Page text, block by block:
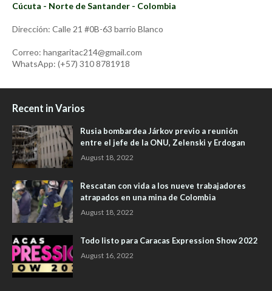
Cúcuta - Norte de Santander - Colombia
Dirección: Calle 21 #0B-63 barrio Blanco
Correo: hangaritac214@gmail.com
WhatsApp: (+57) 310 8781918
Recent in Varios
Rusia bombardea Járkov previo a reunión
entre el jefe de la ONU, Zelenski y Erdogan
August 18, 2022
Rescatan con vida a los nueve trabajadores
atrapados en una mina de Colombia
August 18, 2022
Todo listo para Caracas Expression Show 2022
August 16, 2022